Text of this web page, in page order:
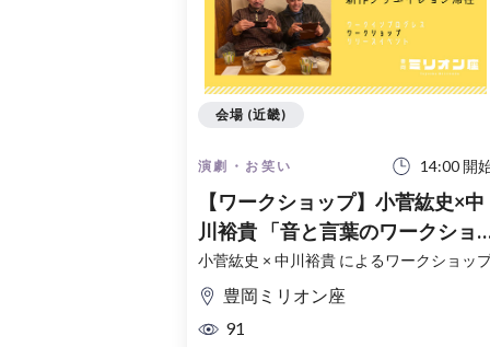
演劇・お笑い 14:00 開
【ワークショップ】小菅紘史×中
川裕貴 「音と言葉のワークショ
ップ」
小菅紘史 × 中川裕貴 によるワークショッ
豊岡ミリオン座
91
会場 (近畿)